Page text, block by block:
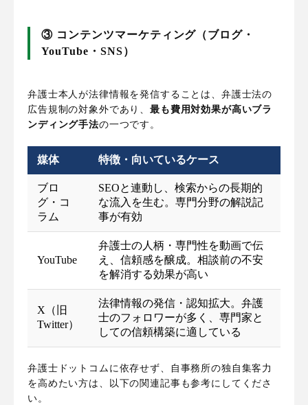
③ コンテンツマーケティング（ブログ・
YouTube・SNS）
弁護士本人が法律情報を発信することは、弁護士法の
広告規制の対象外であり、最も費用対効果が高いブラ
ンディング手法の一つです。
媒体 特徴・向いているケース
ブロ
グ・コ
ラム
SEOと連動し、検索からの長期的
な流入を生む。専門分野の解説記
事が有効
YouTube
弁護士の人柄・専門性を動画で伝
え、信頼感を醸成。相談前の不安
を解消する効果が高い
X（旧
Twitter）
法律情報の発信・認知拡大。弁護
士のフォロワーが多く、専門家と
しての信頼構築に適している
弁護士ドットコムに依存せず、自事務所の独自集客力
を高めたい方は、以下の関連記事も参考にしてくださ
い。